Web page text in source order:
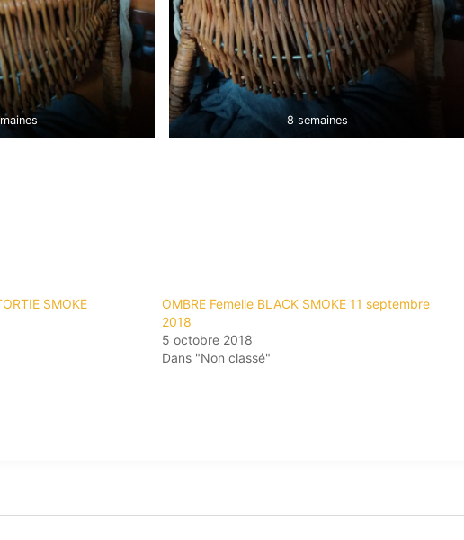
8 semaines
SMOKE
OMBRE Femelle BLACK SMOKE 11 septembre
2018
5 octobre 2018
Dans "Non classé"